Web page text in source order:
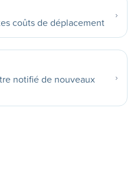
coûts de déplacement
notifié de nouveaux